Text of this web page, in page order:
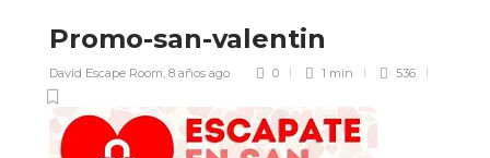
Promo-san-valentin
David Escape Room, 8 años ago 0 1 min 536